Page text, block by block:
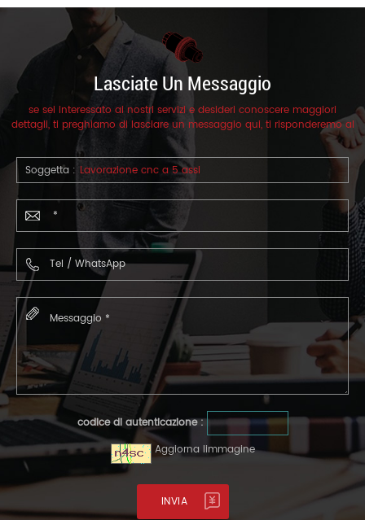
Lasciate Un Messaggio
se sei interessato ai nostri servizi e desideri conoscere maggiori
dettagli, ti preghiamo di lasciare un messaggio qui, ti risponderemo al
più presto.
Soggetta : Lavorazione cnc a 5 assi
codice di autenticazione :
Aggiorna limmagine